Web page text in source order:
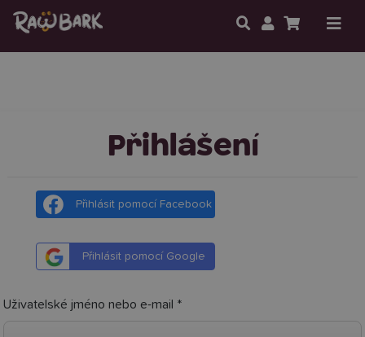
Přihlášení
Přihlášení
Přihlásit pomocí Facebook
Přihlásit pomocí Google
Uživatelské jméno nebo e-mail *